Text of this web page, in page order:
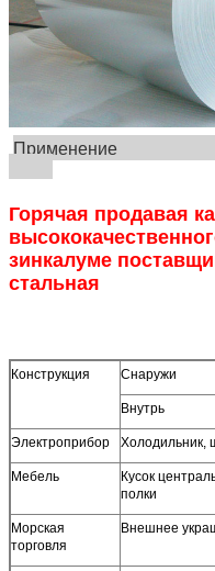
Горячая продавая
зинкалуме
стальная
Конструкция Снаружи
Внутрь
Электроприбор Холодильник,
Мебель
Кусок
полки
Морская
торговля
Внешнее